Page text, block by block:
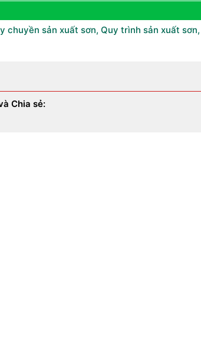
chuyền sản xuất sơn, Quy trình sản xuất sơn,
Chia sẻ: